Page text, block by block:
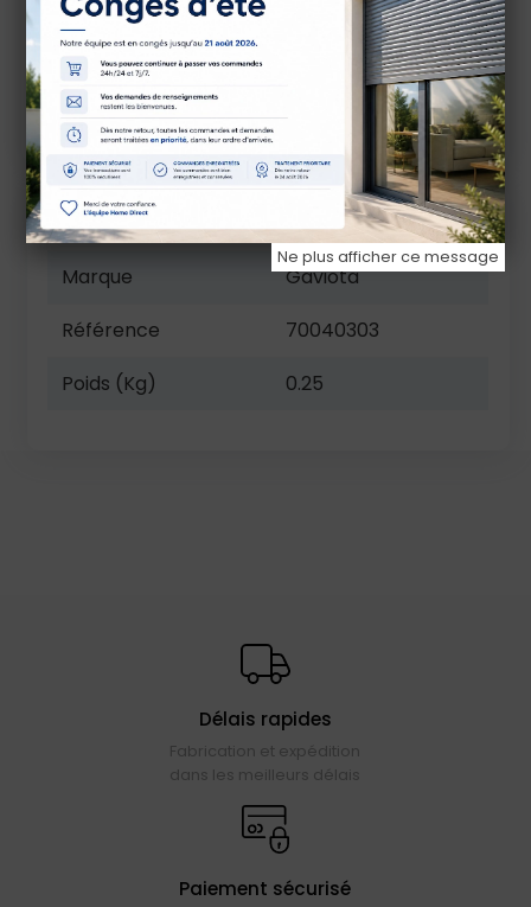
Avant commande, contrôlez les cotes, le sens
de montage, la matière et les références
compatibles. En cas de doute, comparez avec
la pièce d’origine ou contactez-nous avant
validation.
Caractéristiques techniques
Marque
Gaviota
Référence
70040303
Poids (Kg)
0.25
Délais rapides
Fabrication et expédition
dans les meilleurs délais
Paiement sécurisé
Ne plus afficher ce message